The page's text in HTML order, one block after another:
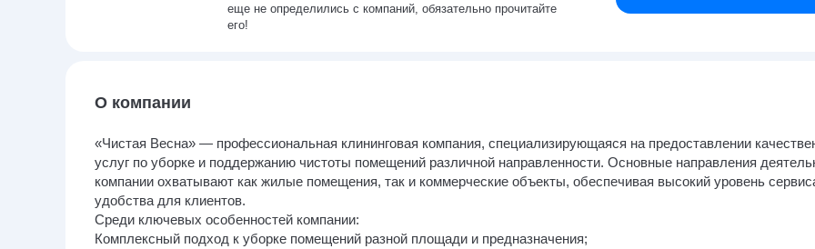
еще не определились с компаний, обязательно прочитайте
его!
О компании
«Чистая Весна» — профессиональная клининговая компания, специализирующаяся на предоставлении
услуг по уборке и поддержанию чистоты помещений различной направленности. Основные направления
компании охватывают как жилые помещения, так и коммерческие объекты, обеспечивая высокий уровень
удобства для клиентов.
Среди ключевых особенностей компании:
Комплексный подход к уборке помещений разной площади и предназначения;